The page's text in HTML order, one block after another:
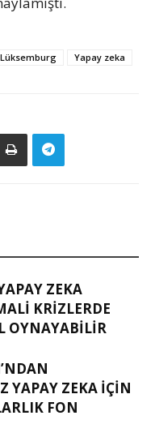
Lüksemburg Yapay zeka
ZEKA
KRIZLERDE
OYNAYABILIR
YAPAY ZEKA IÇIN
FON